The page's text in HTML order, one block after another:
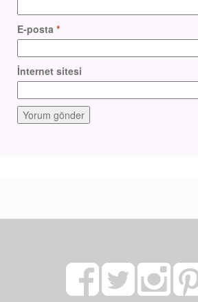
E-posta *
İnternet sitesi